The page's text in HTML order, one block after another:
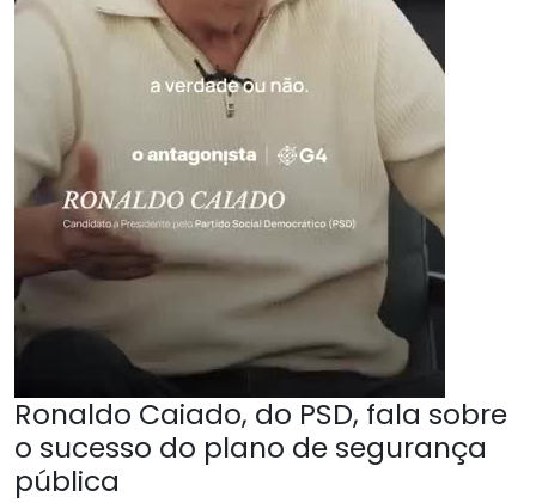
Ronaldo Caiado, do PSD, fala sobre
o sucesso do plano de segurança
pública